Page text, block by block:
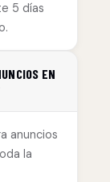
5 días
EN
anuncios
la